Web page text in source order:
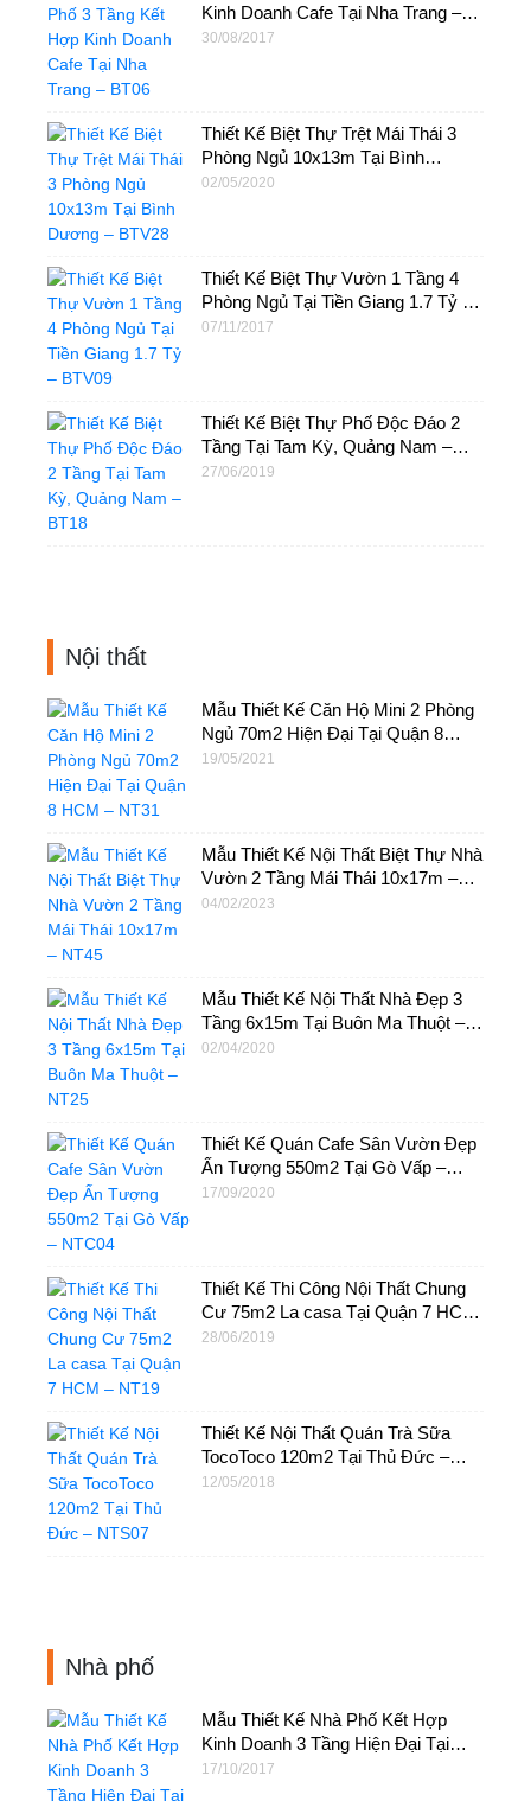
Kinh Doanh Cafe Tại Nha Trang –
BT06
30/08/2017
Thiết Kế Biệt Thự Trệt Mái Thái 3
Phòng Ngủ 10x13m Tại Bình
Dương – BTV28
02/05/2020
Thiết Kế Biệt Thự Vườn 1 Tầng 4
Phòng Ngủ Tại Tiền Giang 1.7 Tỷ –
BTV09
07/11/2017
Thiết Kế Biệt Thự Phố Độc Đáo 2
Tầng Tại Tam Kỳ, Quảng Nam –
BT18
27/06/2019
Nội thất
Mẫu Thiết Kế Căn Hộ Mini 2 Phòng
Ngủ 70m2 Hiện Đại Tại Quận 8
HCM – NT31
19/05/2021
Mẫu Thiết Kế Nội Thất Biệt Thự Nhà
Vườn 2 Tầng Mái Thái 10x17m –
NT45
04/02/2023
Mẫu Thiết Kế Nội Thất Nhà Đẹp 3
Tầng 6x15m Tại Buôn Ma Thuột –
NT25
02/04/2020
Thiết Kế Quán Cafe Sân Vườn Đẹp
Ấn Tượng 550m2 Tại Gò Vấp –
NTC04
17/09/2020
Thiết Kế Thi Công Nội Thất Chung
Cư 75m2 La casa Tại Quận 7 HCM
– NT19
28/06/2019
Thiết Kế Nội Thất Quán Trà Sữa
TocoToco 120m2 Tại Thủ Đức –
NTS07
12/05/2018
Nhà phố
Mẫu Thiết Kế Nhà Phố Kết Hợp
Kinh Doanh 3 Tầng Hiện Đại Tại
HCM – NP10
17/10/2017